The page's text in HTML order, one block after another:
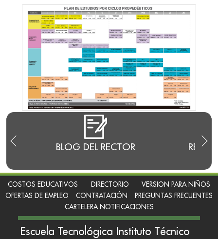
BLOG DEL RECTOR
COSTOS EDUCATIVOS DIRECTORIO
VERSION PARA NIÑOS
OFERTAS DE EMPLEO
CONTRATACIÓN
PREGUNTAS FRECUENTES
CARTELERA NOTIFICACIONES
Escuela Tecnológica Instituto Técnico